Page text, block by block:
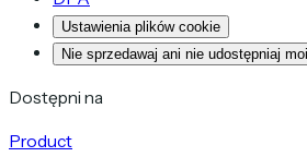
Ustawienia plików cookie
Nie sprzedawaj ani nie udostępniaj
Dostępni na
Product